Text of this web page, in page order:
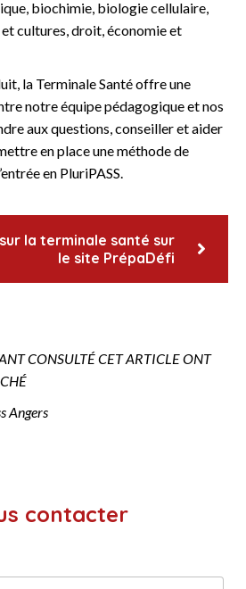
biochimie, biologie cellulaire,
cultures, droit, économie et
la Terminale Santé offre une
notre équipe pédagogique et nos
aux questions, conseiller et aider
en place une méthode de
en PluriPASS.
la terminale santé sur
le site PrépaDéfi
CONSULTÉ CET ARTICLE ONT
Angers
contacter